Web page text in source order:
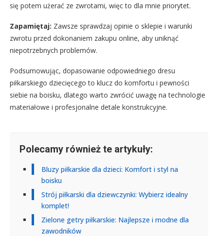
się potem użerać ze zwrotami, więc to dla mnie priorytet.
Zapamiętaj: Zawsze sprawdzaj opinie o sklepie i warunki
zwrotu przed dokonaniem zakupu online, aby uniknąć
niepotrzebnych problemów.
Podsumowując, dopasowanie odpowiedniego dresu
piłkarskiego dziecięcego to klucz do komfortu i pewności
siebie na boisku, dlatego warto zwrócić uwagę na technologie
materiałowe i profesjonalne detale konstrukcyjne.
Polecamy również te artykuły:
Bluzy piłkarskie dla dzieci: Komfort i styl na
boisku
Strój piłkarski dla dziewczynki: Wybierz idealny
komplet!
Zielone getry piłkarskie: Najlepsze i modne dla
zawodników